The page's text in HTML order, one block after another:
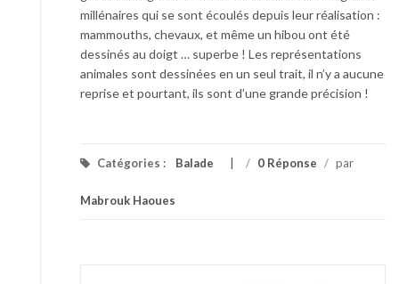
millénaires qui se sont écoulés depuis leur réalisation :
mammouths, chevaux, et même un hibou ont été
dessinés au doigt … superbe ! Les représentations
animales sont dessinées en un seul trait, il n’y a aucune
reprise et pourtant, ils sont d’une grande précision !
Catégories : Balade / 0 Réponse / par
Mabrouk Haoues